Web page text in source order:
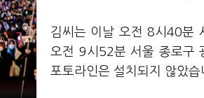
김씨는 이날 오전 8시40분
오전 9시52분 서울 종로구
포토라인은 설치되지 않았